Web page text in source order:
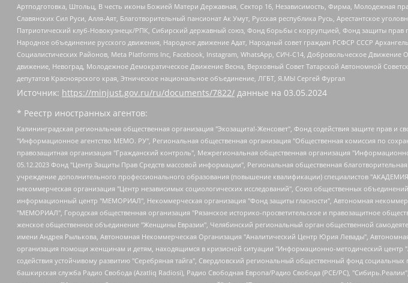
Артподготовка, Штольц, В честь иконы Божией Матери Державная, Сектор 16, Независимость, Фирма, Молодежная
Славянских Сил Руси, Алля-Аят, Благотворительный пансионат Ак Умут, Русская республика Русь, Арестантское
Патриотический клуб-Новокузнецк/РПК, Сибирский державный союз, Фонд борьбы с коррупцией, Фонд защиты прав
Народное объединение русского движения, Народное движение Адат, Народный совет граждан РСФСР СССР
Социалистических Районов, Meta Platforms Inc, Facebook, Instagram, WhatsApp, СИЧ-С14, Добровольческое
движение, Невоград, Молодежное Демократическое Движение Весна, Верховный Совет Татарской Автономной
депутатов Красноярского края, Этническое национальное объединение, ЛГБТ, Я.МЫ Сергей Фургал
Источник: https://minjust.gov.ru/ru/documents/7822/ данные на 03.05.2024
* Реестр иностранных агентов:
Калининградская региональная общественная организация "Экозащита!-Женсовет", Фонд содействия защите прав и свобод граждан "Общественный вердикт", Фонд "Институт Развития Свободы Информации", Частное учреждение "Информационное агентство МЕМО. РУ", Региональная общественная организация "Общественная комиссия по сохранению наследия академика Сахарова", Фонд поддержки свободы прессы, Санкт-Петербургская общественная правозащитная организация "Гражданский контроль", Межрегиональная общественная организация "Информационно-просветительский центр "Мемориал", Региональный Фонд "Центр Защиты Прав Средств Массовой Информации", с 05.12.2023 Фонд "Центр Защиты Прав Средств массовой информации", Региональная общественная благотворительная организация помощи беженцам и мигрантам "Гражданское содействие", Негосударственное образовательное учреждение дополнительного профессионального образования (повышение квалификации) специалистов "АКАДЕМИЯ ПО ПРАВАМ ЧЕЛОВЕКА", Свердловская региональная общественная организация "Сутяжник", Автономная некоммерческая организация "Центр независимых социологических исследований", Союз общественных объединений "Российский исследовательский центр по правам человека", Региональное общественное учреждение научно-информационный центр "МЕМОРИАЛ", Некоммерческая организация "Фонд защиты гласности", Автономная некоммерческая организация "Институт прав человека", Городская общественная организация "Екатеринбургское общество "МЕМОРИАЛ", Городская общественная организация "Рязанское историко-просветительское и правозащитное общество "Мемориал" (Рязанский Мемориал), Челябинский региональный орган общественной самодеятельности – женское общественное объединение "Женщины Евразии", Челябинский региональный орган общественной самодеятельности "Уральская правозащитная группа", Фонд содействия защите здоровья и социальной справедливости имени Андрея Рылькова, Автономная Некоммерческая Организация "Аналитический Центр Юрия Левады", Автономная некоммерческая организация социальной поддержки населения "Проект Апрель", Региональная общественная организация помощи женщинам и детям, находящимся в кризисной ситуации "Информационно-методический центр "Анна", Фонд содействия развитию массовых коммуникаций и правовому просвещению "Так-так-Так", Фонд содействия устойчивому развитию "Серебряная тайга", Свердловский региональный общественный фонд социальных проектов "Новое время", "Idel.Реалии", Кавказ.Реалии, Крым.Реалии, Телеканал Настоящее Время, Татаро-башкирская служба Радио Свобода (Azatliq Radiosi), Радио Свободная Европа/Радио Свобода (PCE/PC), "Сибирь.Реалии", "Фактограф", Благотворительный фонд помощи осужденным и их семьям, Автономная некоммерческая организация "Институт глобализации и социальных движений", Фонд "В защиту прав заключенных", Частное учреждение "Центр поддержки и содействия развитию средств массовой информации", Пензенский региональный общественный благотворительный фонд "Гражданский союз", "Север.Реалии", Некоммерческая организация Фонд "Правовая инициатива", Общество с ограниченной ответственностью "Радио Свободная Европа/Радио Свобода", Чешское информационное агентство "MEDIUM-ORIENT", Красноярская региональная общественная организация "Мы против СПИДа", Камалягин Денис Николаевич, Маркелов Сергей Евгеньевич, Пономарев Лев Александрович, Савицкая Людмила Алексеевна, Автономная некоммерческая организация "Центр по работе с проблемой насилия "НАСИЛИЮ.НЕТ", Межрегиональный профессиональный союз работников здравоохранения "Альянс врачей", Юридическое лицо, зарегистрированное в Латвийской Республике, SIA "Medusa Project" (регистрационный номер 40103797863, дата регистрации 10.06.2014), Некоммерческая организация "Фонд по борьбе с коррупцией", Автономная некоммерческая организация "Институт права и публичной политики", Баданин Роман Сергеевич, Гликин Максим Александрович, Железнова Мария Михайловна, Лукьянова Юлия Сергеевна, Маетная Елизавета Витальевна, Маняхин Петр Борисович, Чуракова Ольга Владимировна, Ярош Юлия Петровна, Юридическое лицо "The Insider SIA", зарегистрированное в Риге, Латвийская Республика (дата регистрации 26.06.2015), являющееся администратором доменного имени интернет-издания "The Insider SIA", https://theins.ru, Постернак Алексей Евгеньевич, Рубин Михаил Аркадьевич, Анин Роман Александрович, Юридическое лицо Istories fonds, зарегистрированное в Латвийской Республике (регистрационный номер 50008295751, дата регистрации 24.02.2020), Великовский Дмитрий Александрович, Долинина Ирина Николаевна, Мароховская Алеся Алексеевна, Шлейнов Роман Юрьевич, Шмагун Олеся Валентиновна, Общество с ограниченной ответственностью "Альтаир 2021", Общество с ограниченной ответственностью "Вега 2021", Общество с ограниченной ответственностью "Главный редактор 2021", Общество с ограниченной ответственностью "Ромашки монолит", Важенков Артем Валерьевич, Ивановская областная общественная организация "Центр гендерных исследований", Гурман Юрий Альбертович, Медиапроект "ОВД-Инфо", Егоров Владимир Владимирович, Жилинский Владимир Александрович, Общество с